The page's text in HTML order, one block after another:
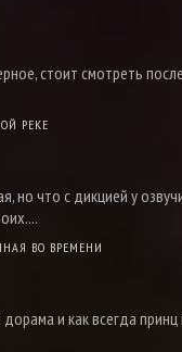
стоит смотреть
РЕКЕ
но что с дикцией у
ВО ВРЕМЕНИ
и как всегда